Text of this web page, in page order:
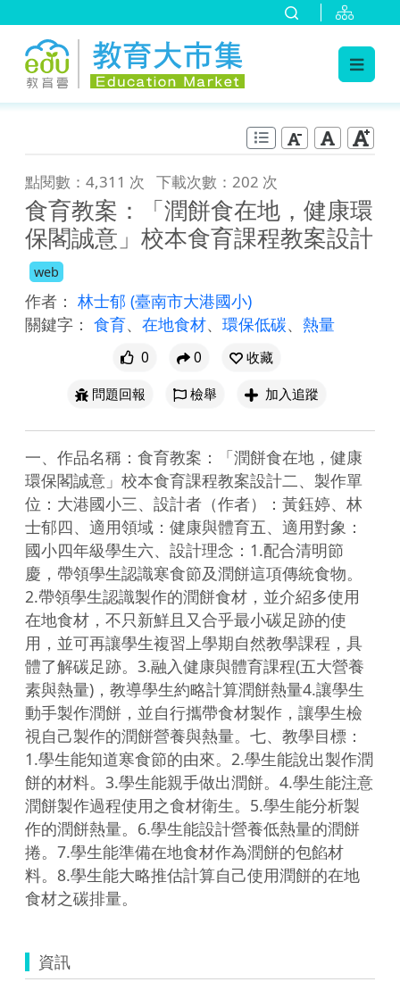
點閱數：4,311 次 下載次數：202 次
食育教案：「潤餅食在地，健康環
保閣誠意」校本食育課程教案設計
web
作者： 林士郁 (臺南市大港國小)
關鍵字： 食育、 在地食材、 環保低碳、 熱量
0 0
收藏
問題回報
檢舉 加入追蹤
一、作品名稱：食育教案：「潤餅食在地，健康
環保閣誠意」校本食育課程教案設計二、製作單
位：大港國小三、設計者（作者）：黃鈺婷、林
士郁四、適用領域：健康與體育五、適用對象：
國小四年級學生六、設計理念：1.配合清明節
慶，帶領學生認識寒食節及潤餅這項傳統食物。
2.帶領學生認識製作的潤餅食材，並介紹多使用
在地食材，不只新鮮且又合乎最小碳足跡的使
用，並可再讓學生複習上學期自然教學課程，具
體了解碳足跡。3.融入健康與體育課程(五大營養
素與熱量)，教導學生約略計算潤餅熱量4.讓學生
動手製作潤餅，並自行攜帶食材製作，讓學生檢
視自己製作的潤餅營養與熱量。七、教學目標：
1.學生能知道寒食節的由來。2.學生能說出製作潤
餅的材料。3.學生能親手做出潤餅。4.學生能注意
潤餅製作過程使用之食材衛生。5.學生能分析製
作的潤餅熱量。6.學生能設計營養低熱量的潤餅
捲。7.學生能準備在地食材作為潤餅的包餡材
料。8.學生能大略推估計算自己使用潤餅的在地
食材之碳排量。
資訊